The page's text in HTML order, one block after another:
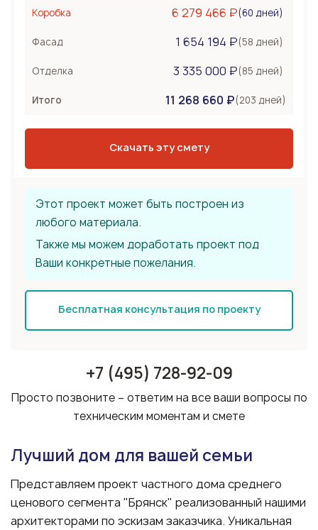
Бетонные стены
Сборное из ЖБ плит
Коробка 6 279 466 ₽(60 дней)
Фасад 1 654 194 ₽(58 дней)
Отделка 3 335 000 ₽(85 дней)
Итого 11 268 660 ₽(203 дней)
Скачать эту смету
Этот проект может быть построен из
любого материала.
Также мы можем доработать проект под
Ваши конкретные пожелания.
Бесплатная консультация по проекту
+7 (495) 728-92-09
Просто позвоните – ответим на все ваши вопросы по
техническим моментам и смете
Лучший дом для вашей семьи
Представляем проект частного дома среднего
ценового сегмента "Брянск" реализованный нашими
архитекторами по эскизам заказчика. Уникальная